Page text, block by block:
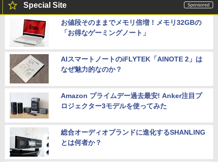
Special Site
お値段そのままでメモリ倍増！メモリ32GBの
「お得なゲーミングノート」
AIスマートノートのiFLYTEK「AINOTE 2」は
なぜ魅力的なのか？
Amazon プライムデー過去最安! Anker注目プ
ロジェクター3モデルを使ってみた
総合オーディオブランドに進化するSHANLING
とは何者か？